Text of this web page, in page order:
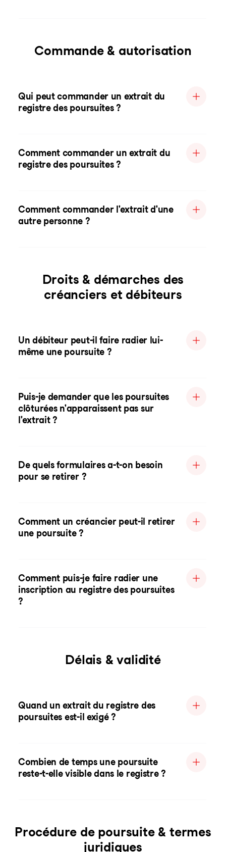
Commande & autorisation
Qui peut commander un extrait du
registre des poursuites ?
Comment commander un extrait du
registre des poursuites ?
Comment commander l'extrait d'une
autre personne ?
Droits & démarches des
créanciers et débiteurs
Un débiteur peut-il faire radier lui-
même une poursuite ?
Puis-je demander que les poursuites
clôturées n'apparaissent pas sur
l'extrait ?
De quels formulaires a-t-on besoin
pour se retirer ?
Comment un créancier peut-il retirer
une poursuite ?
Comment puis-je faire radier une
inscription au registre des poursuites
?
Délais & validité
Quand un extrait du registre des
poursuites est-il exigé ?
Combien de temps une poursuite
reste-t-elle visible dans le registre ?
Procédure de poursuite & termes
juridiques